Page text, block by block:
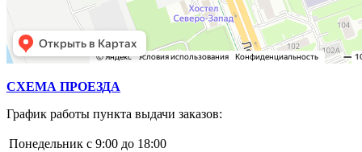
СХЕМА ПРОЕЗДА
График работы пункта выдачи заказов:
Понедельник с 9:00 до 18:00